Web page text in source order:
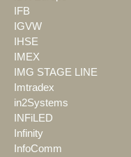
IFB
IGVW
IHSE
IMEX
IMG STAGE LINE
Imtradex
in2Systems
INFiLED
Infinity
InfoComm